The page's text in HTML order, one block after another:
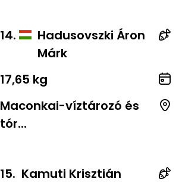
14.
Hadusovszki Áron
Márk
17,65 kg
Maconkai-víztározó és
tór...
15. Kamuti Krisztián